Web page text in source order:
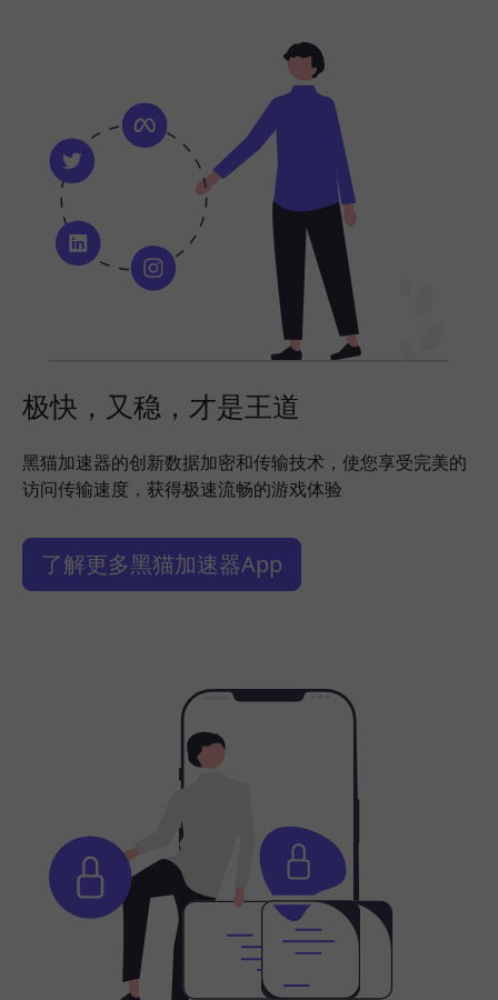
极快，又稳，才是王道
黑猫加速器的创新数据加密和传输技术，使您享受完美的
访问传输速度，获得极速流畅的游戏体验
了解更多黑猫加速器App